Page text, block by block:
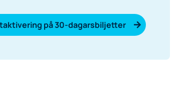
på 30-dagarsbiljetter